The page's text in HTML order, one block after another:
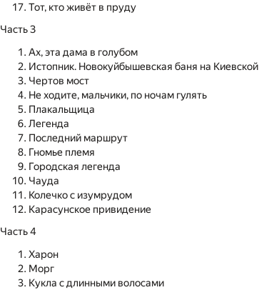
Тот, кто живёт в пруду
Часть 3
Ах, эта дама в голубом
Истопник. Новокуйбышевская баня на Киевской
Чертов мост
Не ходите, мальчики, по ночам гулять
Плакальщица
Легенда
Последний маршрут
Гномье племя
Городская легенда
Чауда
Колечко с изумрудом
Карасунское привидение
Часть 4
Харон
Морг
Кукла с длинными волосами